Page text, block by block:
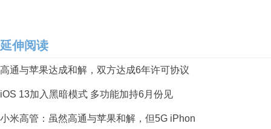
延伸阅读
高通与苹果达成和解，双方达成6年许可协议
iOS 13加入黑暗模式 多功能加持6月份见
小米高管：虽然高通与苹果和解，但5G iPhon